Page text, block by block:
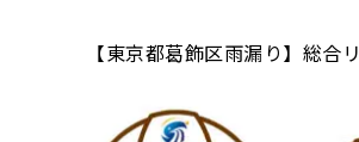
【東京都葛飾区雨漏り】総合